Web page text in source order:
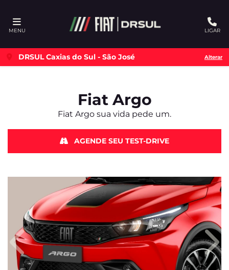
MENU LIGAR
DRSUL Caxias do Sul - São José Alterar
FiatArgo
Fiat Argo sua vida pede um.
AGENDE SEU TEST-DRIVE
Anterior